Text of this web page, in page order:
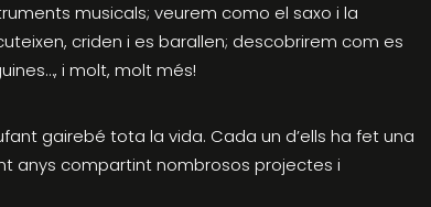
musicals; veurem como el saxo i la
criden i es barallen; descobrirem com es
i molt, molt més!
gairebé tota la vida. Cada un d’ells ha fet una
anys compartint nombrosos projectes i